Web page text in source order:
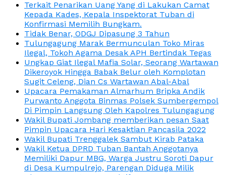
Terkait Penarikan Uang Yang di Lakukan Camat
Kepada Kades, Kepala Inspektorat Tuban di
Konfirmasi Memilih Bungkam.
Tidak Benar, ODGJ Dipasung 3 Tahun
Tulungagung Marak Bermunculan Toko Miras
Ilegal, Tokoh Agama Desak APH Bertindak Tegas
Ungkap Giat Ilegal Mafia Solar, Seorang Wartawan
Dikeroyok Hingga Babak Belur oleh Komplotan
Sugit Celeng, Dian Cs Wartawan Abal-Abal
Upacara Pemakaman Almarhum Bripka Andik
Purwanto Anggota Binmas Polsek Sumbergempol
Di Pimpin Langsung Oleh Kapolres Tulungagung
Wakil Bupati Jombang memberikan pesan Saat
Pimpin Upacara Hari Kesaktian Pancasila 2022
Wakil Bupati Trenggalek Sambut Kirab Pataka
Wakil Ketua DPRD Tuban Bantah Anggotanya
Memiliki Dapur MBG, Warga Justru Soroti Dapur
di Desa Kumpulrejo, Parengan Diduga Milik